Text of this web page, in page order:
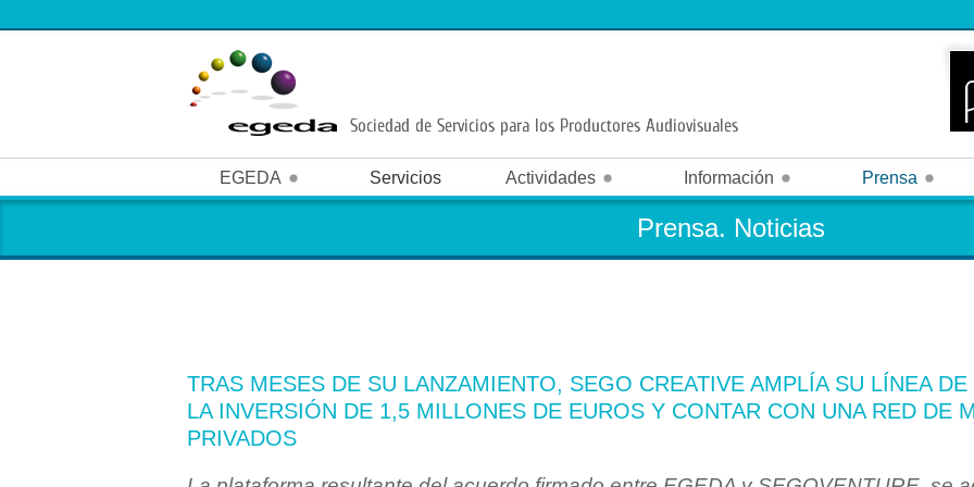
EGEDA
Cuentas Legislación EGEDA internacional
Servicios
Actividades
Premio José María Forqué
Iberseries & Platino Industria
Información
Información legal (TRLPI) Código ético
Prensa
Agenda audiovisual Dosieres de prensa
Procedimiento de quejas y reclamaciones
Hazte Socio Circulares y documentación
Prensa. Noticias
TRAS MESES DE SU LANZAMIENTO, SEGO CREATIVE AMPLÍA SU LÍNEA DE
LA INVERSIÓN DE 1,5 MILLONES DE EUROS Y CONTAR CON UNA RED DE
PRIVADOS